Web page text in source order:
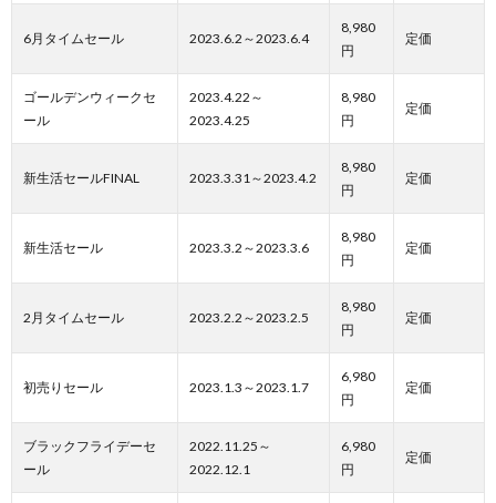
6月タイムセール 2023.6.2～2023.6.4
8,980
円
定価
ゴールデンウィークセ
ール
2023.4.22～
2023.4.25
8,980
円
定価
新生活セールFINAL 2023.3.31～2023.4.2
8,980
円
定価
新生活セール 2023.3.2～2023.3.6
8,980
円
定価
2月タイムセール 2023.2.2～2023.2.5
8,980
円
定価
初売りセール 2023.1.3～2023.1.7
6,980
円
定価
ブラックフライデーセ
ール
2022.11.25～
2022.12.1
6,980
円
定価